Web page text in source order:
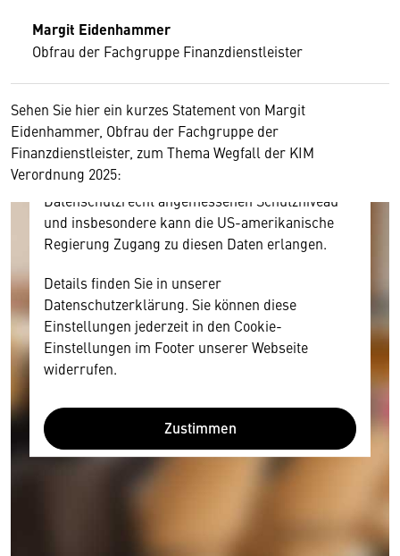
Margit Eidenhammer
Obfrau der Fachgruppe Finanzdienstleister
Sehen Sie hier ein kurzes Statement von Margit
Eidenhammer, Obfrau der Fachgruppe der
Finanzdienstleister, zum Thema Wegfall der KIM
Verordnung 2025:
Hier würden wir Ihnen gerne einen externen
personenbezogene technische Daten zu Geräten
und Nutzerverhalten mitunter mit US-
amerikanischen Anbietern austauscht.
Diese Daten unterliegen keinem dem EU-
Datenschutzrecht angemessenen Schutzniveau
und insbesondere kann die US-amerikanische
Regierung Zugang zu diesen Daten erlangen.
Details finden Sie in unserer
Datenschutzerklärung. Sie können diese
Einstellungen jederzeit in den Cookie-
Einstellungen im Footer unserer Webseite
widerrufen.
Zustimmen